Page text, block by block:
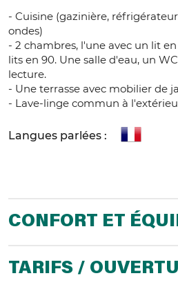
- Cuisine (gazinière,
ondes)
- 2 chambres, l'une avec un lit
lits en 90. Une salle d'eau, un
lecture.
- Une terrasse avec mobilier de
- Lave-linge commun à
Langues parlées :
CONFORT ET
TARIFS /